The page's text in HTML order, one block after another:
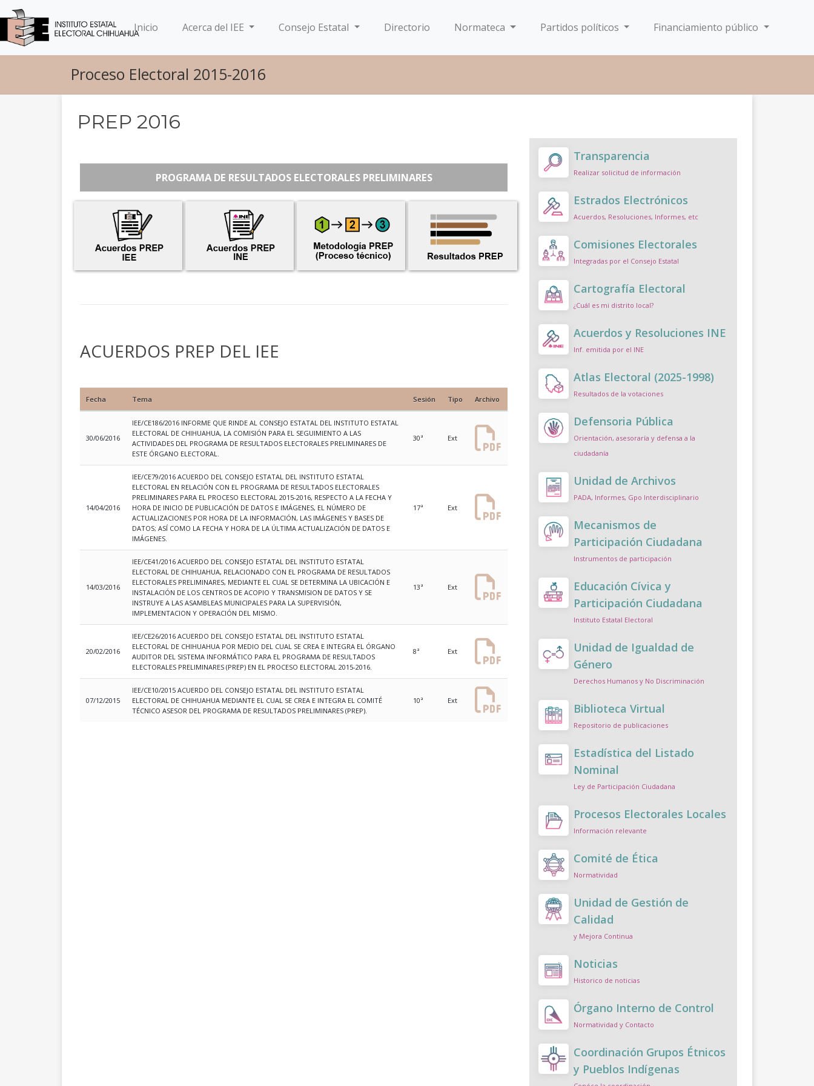
Inicio(current)Acerca del IEE Consejo Estatal Directorio Normateca Partidos políticos Financiamiento público
Proceso Electoral 2015-2016
PREP 2016
PROGRAMA DE RESULTADOS ELECTORALES PRELIMINARES
ACUERDOS PREP DEL IEE
Fecha Tema Sesión Tipo Archivo
30/06/2016
IEE/CE186/2016 INFORME QUE RINDE AL CONSEJO ESTATAL DEL INSTITUTO ESTATAL
ELECTORAL DE CHIHUAHUA, LA COMISIÓN PARA EL SEGUIMIENTO A LAS
ACTIVIDADES DEL PROGRAMA DE RESULTADOS ELECTORALES PRELIMINARES DE
ESTE ÓRGANO ELECTORAL.
30ª Ext
14/04/2016
IEE/CE79/2016 ACUERDO DEL CONSEJO ESTATAL DEL INSTITUTO ESTATAL
ELECTORAL EN RELACIÓN CON EL PROGRAMA DE RESULTADOS ELECTORALES
PRELIMINARES PARA EL PROCESO ELECTORAL 2015-2016, RESPECTO A LA FECHA Y
HORA DE INICIO DE PUBLICACIÓN DE DATOS E IMÁGENES, EL NÚMERO DE
ACTUALIZACIONES POR HORA DE LA INFORMACIÓN, LAS IMÁGENES Y BASES DE
DATOS; ASÍ COMO LA FECHA Y HORA DE LA ÚLTIMA ACTUALIZACIÓN DE DATOS E
IMÁGENES.
17ª Ext
14/03/2016
IEE/CE41/2016 ACUERDO DEL CONSEJO ESTATAL DEL INSTITUTO ESTATAL
ELECTORAL DE CHIHUAHUA, RELACIONADO CON EL PROGRAMA DE RESULTADOS
ELECTORALES PRELIMINARES, MEDIANTE EL CUAL SE DETERMINA LA UBICACIÓN E
INSTALACIÓN DE LOS CENTROS DE ACOPIO Y TRANSMISION DE DATOS Y SE
INSTRUYE A LAS ASAMBLEAS MUNICIPALES PARA LA SUPERVISIÓN,
IMPLEMENTACION Y OPERACIÓN DEL MISMO.
13ª Ext
20/02/2016
IEE/CE26/2016 ACUERDO DEL CONSEJO ESTATAL DEL INSTITUTO ESTATAL
ELECTORAL DE CHIHUAHUA POR MEDIO DEL CUAL SE CREA E INTEGRA EL ÓRGANO
AUDITOR DEL SISTEMA INFORMÁTICO PARA EL PROGRAMA DE RESULTADOS
ELECTORALES PRELIMINARES (PREP) EN EL PROCESO ELECTORAL 2015-2016.
8ª Ext
07/12/2015
IEE/CE10/2015 ACUERDO DEL CONSEJO ESTATAL DEL INSTITUTO ESTATAL
ELECTORAL DE CHIHUAHUA MEDIANTE EL CUAL SE CREA E INTEGRA EL COMITÉ
TÉCNICO ASESOR DEL PROGRAMA DE RESULTADOS PRELIMINARES (PREP).
10ª Ext
Transparencia
Realizar solicitud de información
Estrados Electrónicos
Acuerdos, Resoluciones, Informes, etc
Comisiones Electorales
Integradas por el Consejo Estatal
Cartografía Electoral
¿Cuál es mi distrito local?
Acuerdos y Resoluciones INE
Inf. emitida por el INE
Atlas Electoral (2025-1998)
Resultados de la votaciones
Defensoria Pública
Orientación, asesoraría y defensa a la
ciudadanía
Unidad de Archivos
PADA, Informes, Gpo Interdisciplinario
Mecanismos de
Participación Ciudadana
Instrumentos de participación
Educación Cívica y
Participación Ciudadana
Instituto Estatal Electoral
Unidad de Igualdad de
Género
Derechos Humanos y No Discriminación
Biblioteca Virtual
Repositorio de publicaciones
Estadística del Listado
Nominal
Ley de Participación Ciudadana
Procesos Electorales Locales
Información relevante
Comité de Ética
Normatividad
Unidad de Gestión de
Calidad
y Mejora Continua
Noticias
Historico de noticias
Órgano Interno de Control
Normatividad y Contacto
Coordinación Grupos Étnicos
y Pueblos Indígenas